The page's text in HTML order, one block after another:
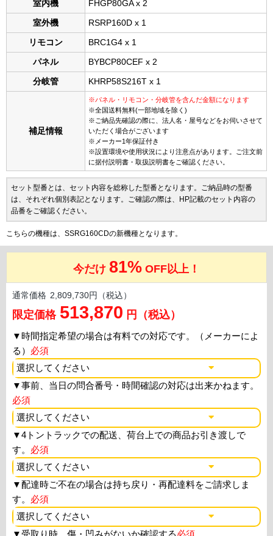
室内機 FHGP80GA x 2
室外機 RSRP160D x 1
リモコン BRC1G4 x 1
パネル BYBCP80CEF x 2
分岐管 KHRP58S216T x 1
補足情報
※パネル・リモコン・分岐管を含んだ金額になります
※全国送料無料(一部地域を除く)
※ご納品先確認の際に、法人名・屋号などをお伺いさせて
いただく場合がございます
※メーカー1年保証付き
※設置環境や使用状況により注意点があります。ご注文前
に据付説明書・取扱説明書をご確認ください。
セット型番とは、セット内容を総称した型番となります。ご納品時の型番
は、それぞれ個別表記となります。ご確認の際は、HP記載のセット内容の
品番をご確認ください。
こちらの機種は、SSRG160CDの新機種となります。
今だけ 81% OFF以上！
通常価格 2,809,730円（税込）
限定価格 513,870 円（税込）
▼時間指定希望の場合は有料での対応です。（メーカーによ
る） 必須
▼事前、当日の問合番号・時間確認の対応は出来かねます。
必須
▼4トントラックでの配送、荷台上での商品お引き渡しで
す。 必須
▼配達時ご不在の場合は持ち戻り・再配達料をご請求しま
す。 必須
▼ 受取り時、傷・凹みがないか確認する必須